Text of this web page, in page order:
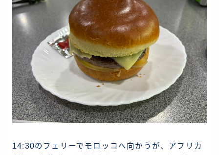
14:30のフェリーでモロッコへ向かうが、アフリカ